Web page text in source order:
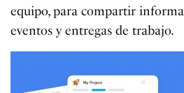
equipo, para compartir
eventos y entregas de trabajo.